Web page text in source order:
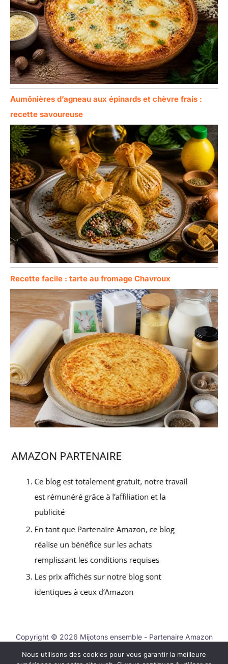
Aumônières d’agneau aux épinards et chèvre frais :
recette savoureuse
Recette facile : tarte au fromage Chavroux
Copyright © 2026 Mijotons ensemble - Partenaire Amazon
Nous contacter
Nous utilisons des cookies pour vous garantir la meilleure